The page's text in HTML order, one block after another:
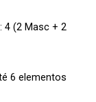
4 (2 Masc + 2
6 elementos